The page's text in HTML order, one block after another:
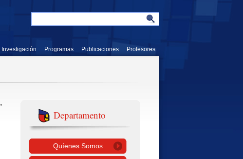
Investigación Programas Publicaciones Profesores
,
Departamento
Quíenes Somos